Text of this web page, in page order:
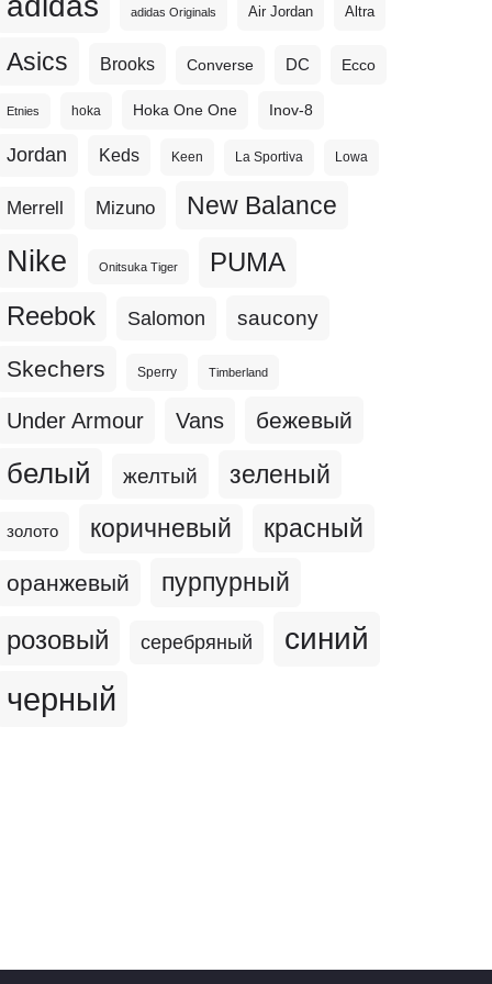
adidas Originals Air Jordan Altra
Asics Brooks Converse DC Ecco
Etnies hoka Hoka One One Inov-8
Jordan Keds Keen La Sportiva Lowa
Merrell Mizuno New Balance
Nike Onitsuka Tiger PUMA
Reebok Salomon saucony
Skechers Sperry Timberland
Under Armour Vans бежевый
белый желтый зеленый
золото коричневый красный
оранжевый пурпурный
розовый серебряный синий
черный